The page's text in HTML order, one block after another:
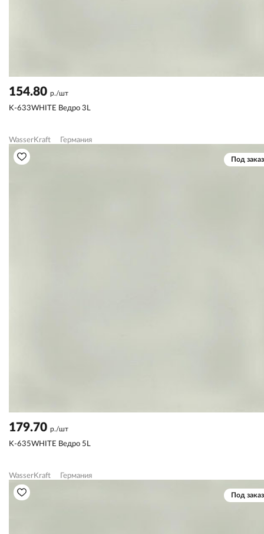
154.80 р./шт
K-633WHITE Ведро 3L
WasserKraft Германия
Под заказ
179.70 р./шт
K-635WHITE Ведро 5L
WasserKraft Германия
Под заказ